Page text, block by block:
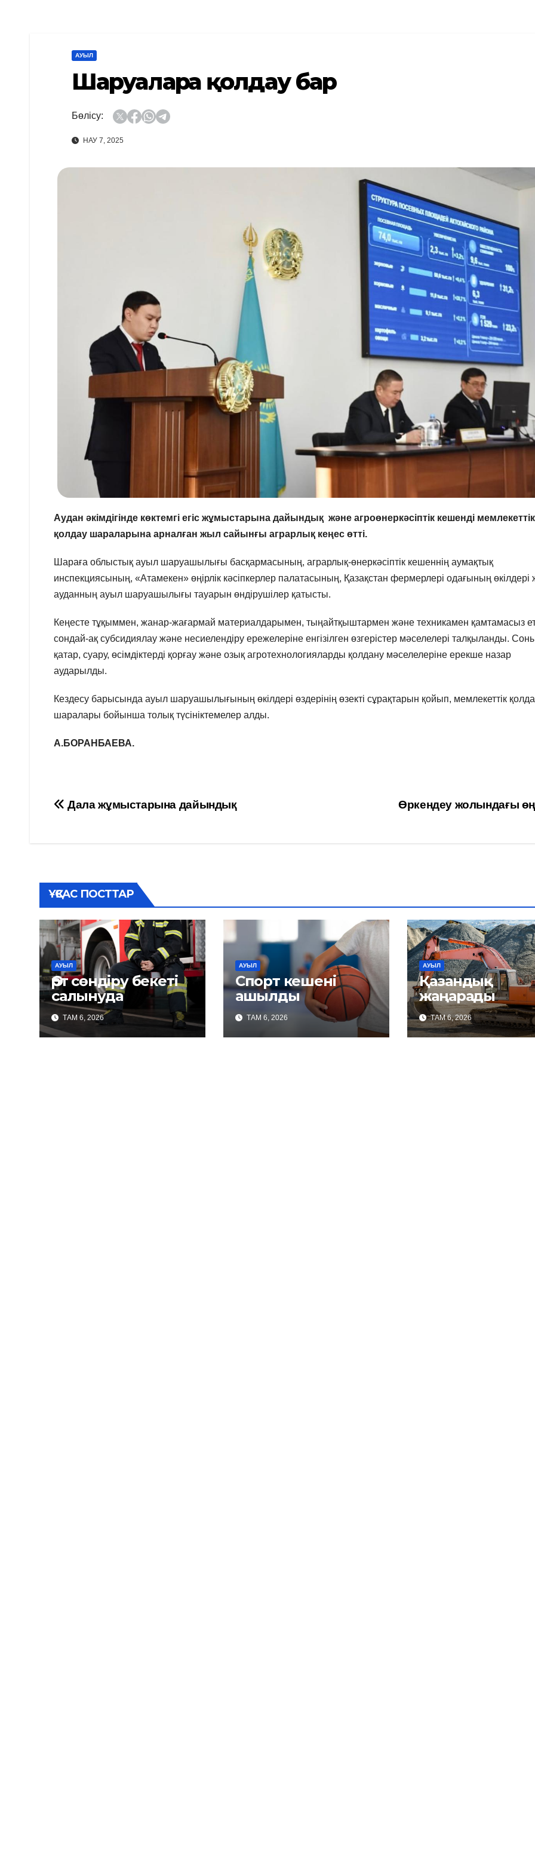
АУЫЛ
Шаруаларға қолдау бар
Бөлісу:
НАУ 7, 2025
Аудан әкімдігінде көктемгі егіс жұмыстарына дайындық және агроөнеркәсіптік кешенді мемлекеттік
қолдау шараларына арналған жыл сайынғы аграрлық кеңес өтті.
Шараға облыстық ауыл шаруашылығы басқармасының, аграрлық-өнеркәсіптік кешеннің аумақтық
инспекциясының, «Атамекен» өңірлік кәсіпкерлер палатасының, Қазақстан фермерлері одағының өкілдері
ауданның ауыл шаруашылығы тауарын өндірушілер қатысты.
Кеңесте тұқыммен, жанар-жағармай материалдарымен, тыңайтқыштармен және техникамен қамтамасыз
сондай-ақ субсидиялау және несиелендіру ережелеріне енгізілген өзгерістер мәселелері талқыланды.
қатар, суару, өсімдіктерді қорғау және озық агротехнологияларды қолдану мәселелеріне ерекше назар
аударылды.
Кездесу барысында ауыл шаруашылығының өкілдері өздерінің өзекті сұрақтарын қойып, мемлекеттік
шаралары бойынша толық түсініктемелер алды.
А.БОРАНБАЕВА.
Навигация
Өркендеу жолындағы
Дала жұмыстарына дайындық
ҰҚСАС ПОСТТАР
АУЫЛ
Өрт сөндіру бекеті
салынуда
ТАМ 6, 2026
АУЫЛ
Спорт кешені
ашылды
ТАМ 6, 2026
АУЫЛ
Қазандық
жаңарады
ТАМ 6, 2026